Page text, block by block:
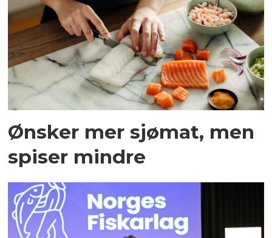
Ønsker mer sjømat, men
spiser mindre